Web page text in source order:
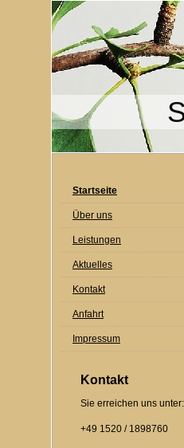
Startseite
Über uns
Leistungen
Aktuelles
Kontakt
Anfahrt
Impressum
Kontakt
Sie erreichen uns unter:
+49 1520 / 1898760